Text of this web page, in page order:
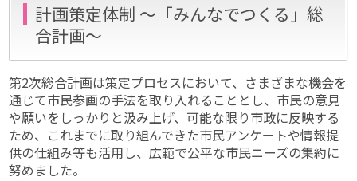
計画策定体制 〜「みんなでつくる」総
合計画〜
第2次総合計画は策定プロセスにおいて、さまざまな機会を
通じて市民参画の手法を取り入れることとし、市民の意見
や願いをしっかりと汲み上げ、可能な限り市政に反映する
ため、これまでに取り組んできた市民アンケートや情報提
供の仕組み等も活用し、広範で公平な市民ニーズの集約に
努めました。